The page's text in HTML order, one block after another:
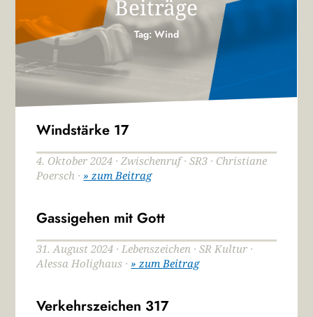
Beiträge
Tag: Wind
Windstärke 17
4. Oktober 2024 · Zwischenruf · SR3 · Christiane
Poersch ·» zum Beitrag
Gassigehen mit Gott
31. August 2024 · Lebenszeichen · SR Kultur ·
Alessa Holighaus ·» zum Beitrag
Verkehrszeichen 317